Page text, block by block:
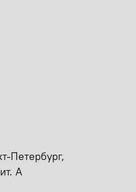
Петербург,
А